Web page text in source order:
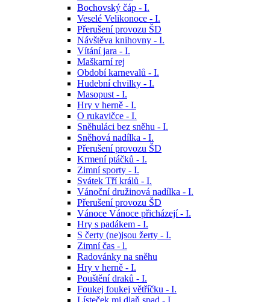
Bochovský čáp - I.
Veselé Velikonoce - I.
Přerušení provozu ŠD
Návštěva knihovny - I.
Vítání jara - I.
Maškarní rej
Období karnevalů - I.
Hudební chvilky - I.
Masopust - I.
Hry v herně - I.
O rukavičce - I.
Sněhuláci bez sněhu - I.
Sněhová nadílka - I.
Přerušení provozu ŠD
Krmení ptáčků - I.
Zimní sporty - I.
Svátek Tří králů - I.
Vánoční družinová nadílka - I.
Přerušení provozu ŠD
Vánoce Vánoce přicházejí - I.
Hry s padákem - I.
S čerty (ne)jsou žerty - I.
Zimní čas - l.
Radovánky na sněhu
Hry v herně - I.
Pouštění draků - I.
Foukej foukej větříčku - I.
Lísteček mi dlaň spad - I.